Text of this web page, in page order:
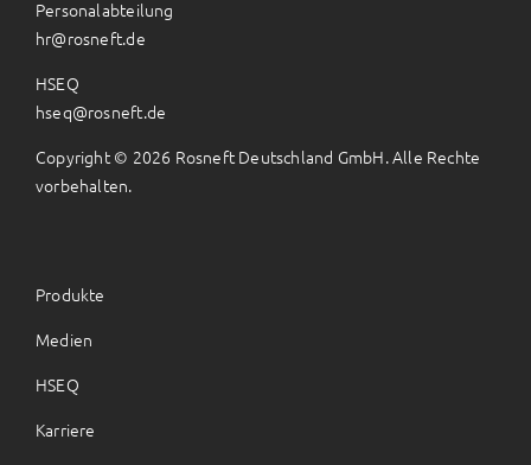
Personalabteilung
hr@rosneft.de
HSEQ
hseq@rosneft.de
Copyright © 2026 Rosneft Deutschland GmbH. Alle Rechte
vorbehalten.
Produkte
Medien
HSEQ
Karriere